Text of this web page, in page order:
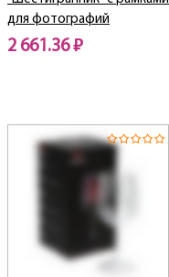
для фотографий
2 661.36 ₽